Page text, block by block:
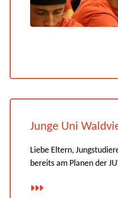
Junge Uni
Liebe Eltern,
bereits am Planen der